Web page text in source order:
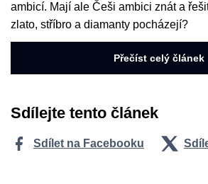
ambicí. Mají ale Češi ambici znát a
zlato, stříbro a diamanty pocházejí?
Přečíst celý článek
Sdílejte tento článek
Sdílet na Facebooku